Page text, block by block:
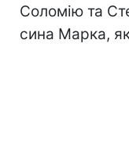
Соломію та
сина Марка,